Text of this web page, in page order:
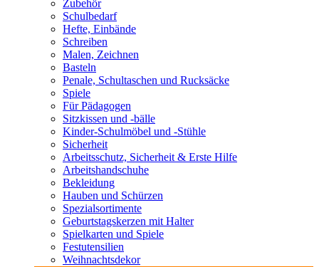
Zubehör
Schulbedarf
Hefte, Einbände
Schreiben
Malen, Zeichnen
Basteln
Penale, Schultaschen und Rucksäcke
Spiele
Für Pädagogen
Sitzkissen und -bälle
Kinder-Schulmöbel und -Stühle
Sicherheit
Arbeitsschutz, Sicherheit & Erste Hilfe
Arbeitshandschuhe
Bekleidung
Hauben und Schürzen
Spezialsortimente
Geburtstagskerzen mit Halter
Spielkarten und Spiele
Festutensilien
Weihnachtsdekor